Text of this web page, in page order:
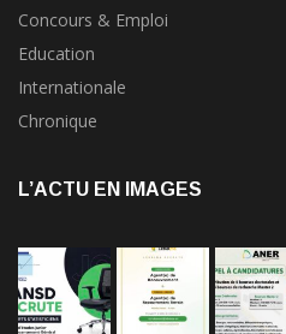
Concours & Emploi
Education
Internationale
Chronique
L’ACTU EN IMAGES